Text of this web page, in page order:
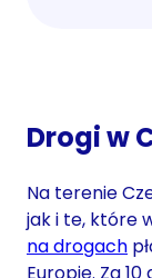
Drogi w
Na terenie
jak i te, które
na drogach
Europie. Za